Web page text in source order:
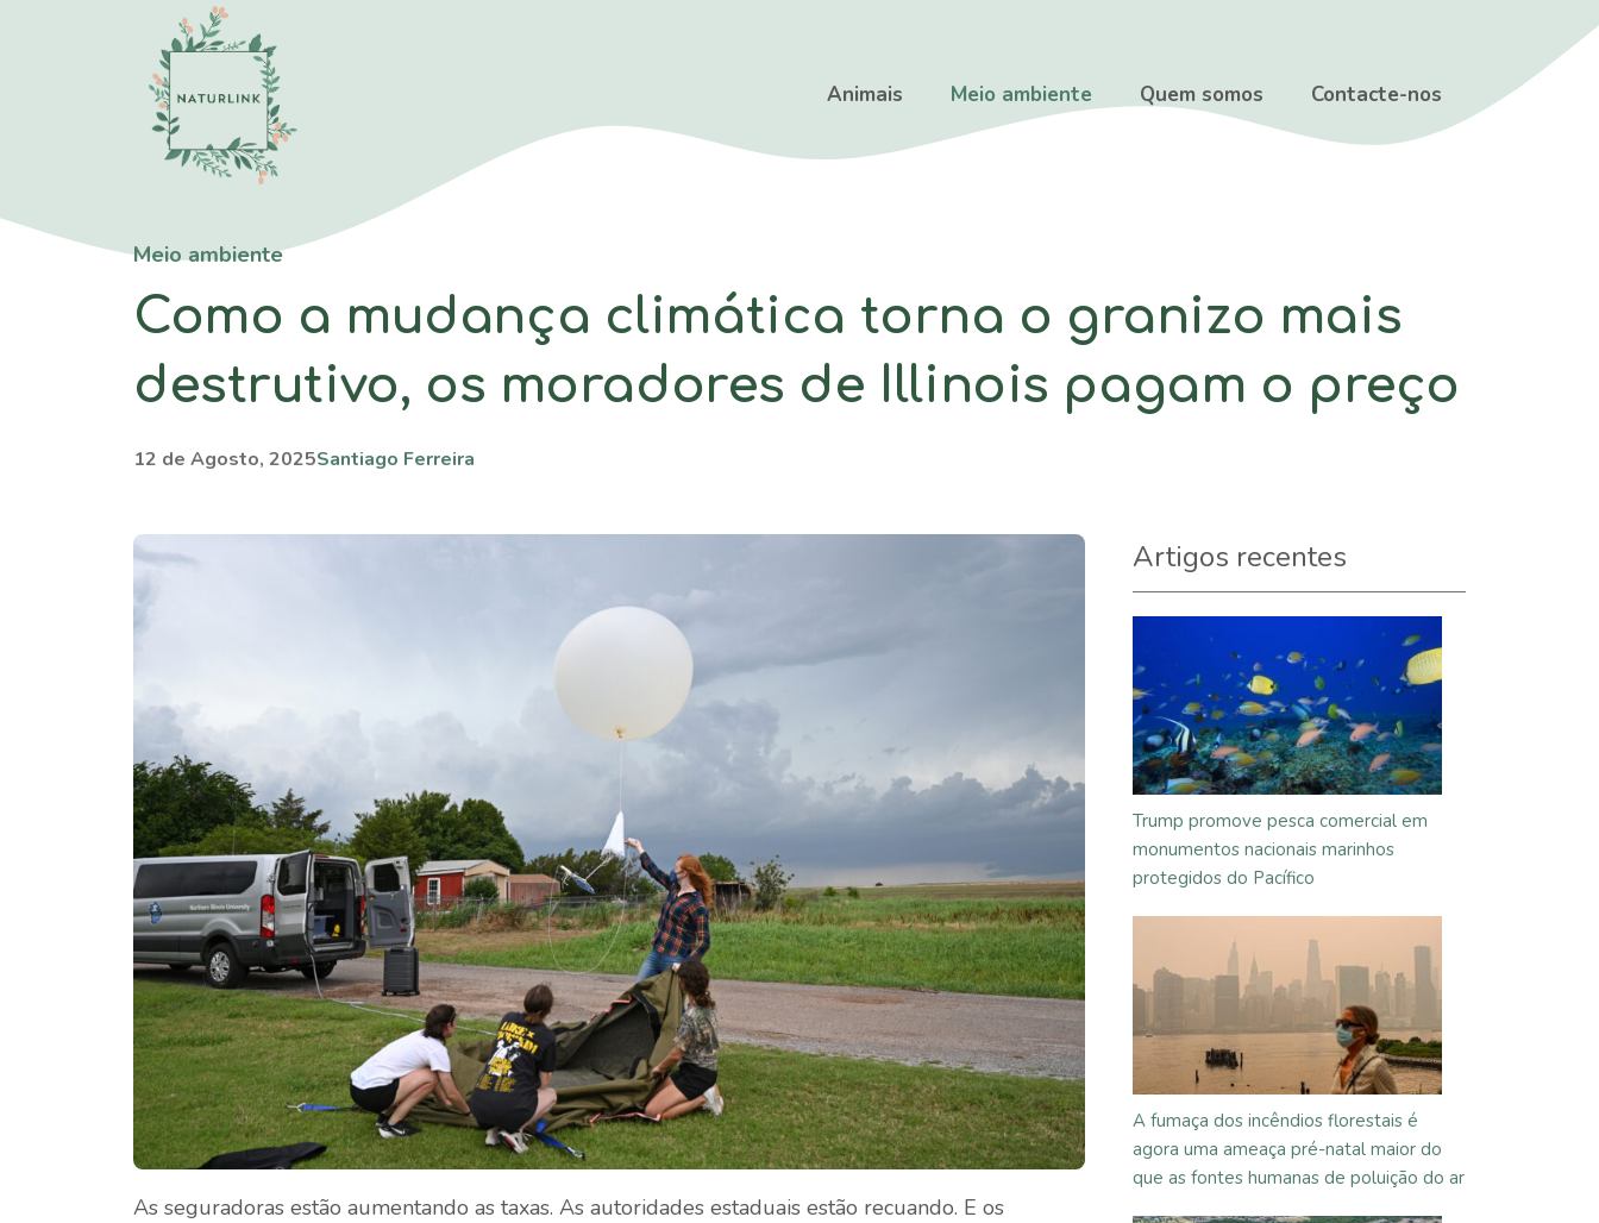
Animais Meio ambiente Quem somos Contacte-nos
Meio ambiente
Como a mudança climática torna o granizo mais
destrutivo, os moradores de Illinois pagam o preço
12 de Agosto, 2025Santiago Ferreira
As seguradoras estão aumentando as taxas. As autoridades estaduais estão recuando. E os
Artigos recentes
Trump promove pesca comercial em
monumentos nacionais marinhos
protegidos do Pacífico
A fumaça dos incêndios florestais é
agora uma ameaça pré-natal maior do
que as fontes humanas de poluição do ar